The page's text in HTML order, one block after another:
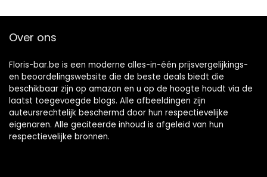
de Opslag van
Zilver
Over ons
Floris-bar.be is een moderne alles-in-één prijsvergelijkings-
en beoordelingswebsite die de beste deals biedt die
beschikbaar zijn op amazon en u op de hoogte houdt via de
laatst toegevoegde blogs. Alle afbeeldingen zijn
auteursrechtelijk beschermd door hun respectievelijke
eigenaren. Alle geciteerde inhoud is afgeleid van hun
respectievelijke bronnen.